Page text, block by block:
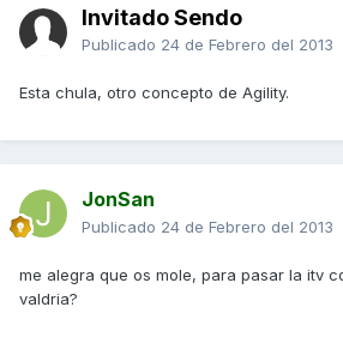
Invitado Sendo
Publicado 24 de Febrero del 2013
Esta chula, otro concepto de Agility.
JonSan
Publicado 24 de Febrero del 2013
me alegra que os mole, para pasar la itv
valdria?